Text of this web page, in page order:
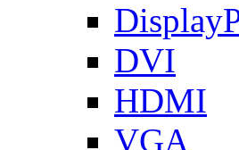
DVI
HDMI
VGA